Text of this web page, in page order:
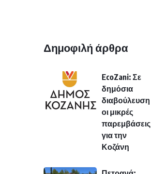
Δημοφιλή άρθρα
EcoZani: Σε
δημόσια
διαβούλευση
οι μικρές
παρεμβάσεις
για την
Κοζάνη